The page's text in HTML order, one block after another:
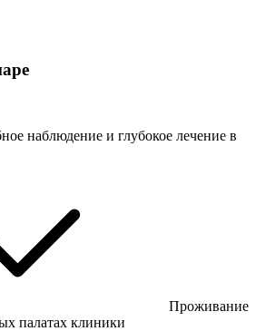
наблюдение и глубокое лечение в
Проживание
палатах клиники